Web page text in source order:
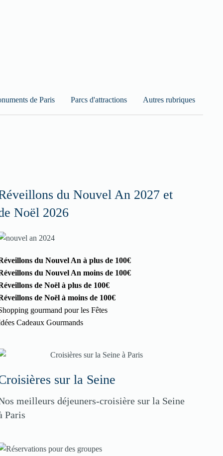
de Paris Parcs d'attractions Autres rubriques
du Nouvel An 2027 et
Noël 2026
du Nouvel An à plus de 100€
du Nouvel An moins de 100€
de Noël à plus de 100€
de Noël à moins de 100€
gourmand pour les Fêtes
Cadeaux Gourmands
sur la Seine
meilleurs déjeuners-croisière sur la Seine
Paris